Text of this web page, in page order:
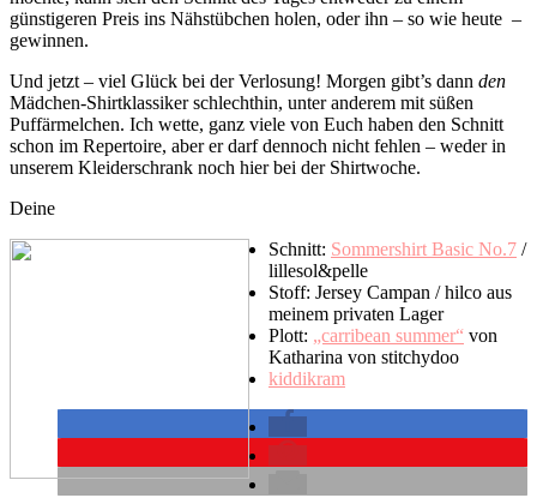
günstigeren Preis ins Nähstübchen holen, oder ihn – so wie heute –
gewinnen.
Und jetzt – viel Glück bei der Verlosung! Morgen gibt’s dann den
Mädchen-Shirtklassiker schlechthin, unter anderem mit süßen
Puffärmelchen. Ich wette, ganz viele von Euch haben den Schnitt
schon im Repertoire, aber er darf dennoch nicht fehlen – weder in
unserem Kleiderschrank noch hier bei der Shirtwoche.
Deine
Schnitt: Sommershirt Basic No.7 /
lillesol&pelle
Stoff: Jersey Campan / hilco aus
meinem privaten Lager
Plott: „carribean summer“ von
Katharina von stitchydoo
kiddikram